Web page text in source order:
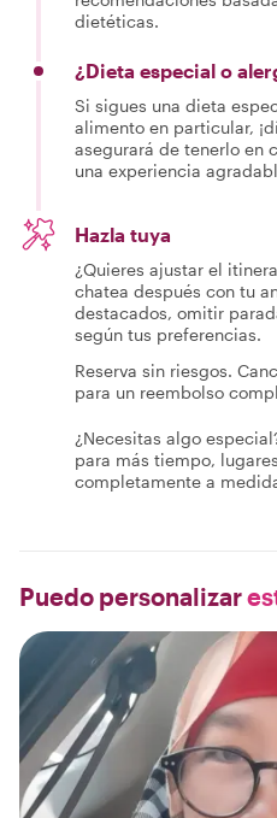
dietéticas.
¿Dieta especial o
Si sigues una dieta
alimento en particular,
asegurará de tenerlo en
una experiencia
Hazla tuya
¿Quieres ajustar el
chatea después con tu
destacados, omitir
según tus preferencias.
Reserva sin riesgos.
para un reembolso
¿Necesitas algo
para más tiempo,
completamente a
Puedo personalizar